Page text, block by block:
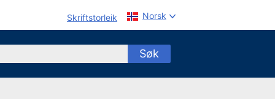
Skriftstorleik Norsk
Søk